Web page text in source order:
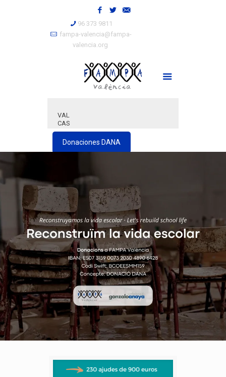
96 373 9811
fampa-valencia@fampa-
valencia.org
VAL
CAS
Donaciones DANA